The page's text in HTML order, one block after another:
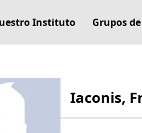
Instituto Grupos
Iaconis,